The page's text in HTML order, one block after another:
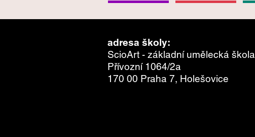
adresa školy:
ScioArt - základní umělecká škola
Přívozní 1064/2a
170 00 Praha 7, Holešovice